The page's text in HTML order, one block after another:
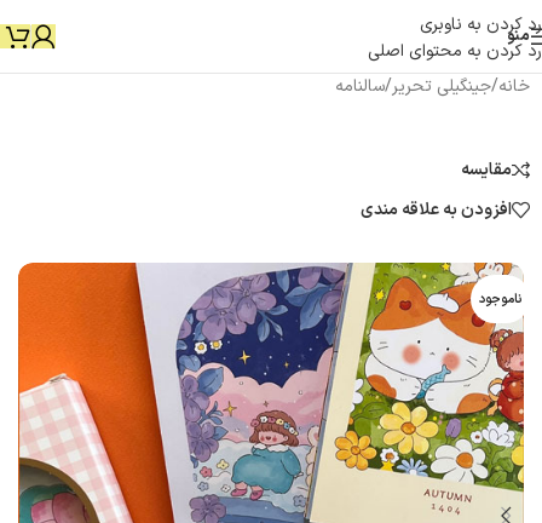
رد کردن به ناوبری
رد کردن به محتوای اصلی
منو
خانه/جینگیلی تحریر/سالنامه
مقایسه
افزودن به علاقه مندی
ناموجود